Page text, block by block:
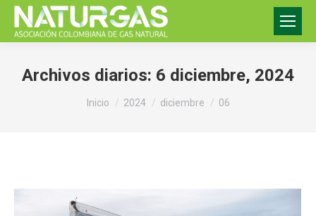
Archivos diarios: 6 diciembre, 2024
Estás aquí:
Inicio 2024 diciembre 06